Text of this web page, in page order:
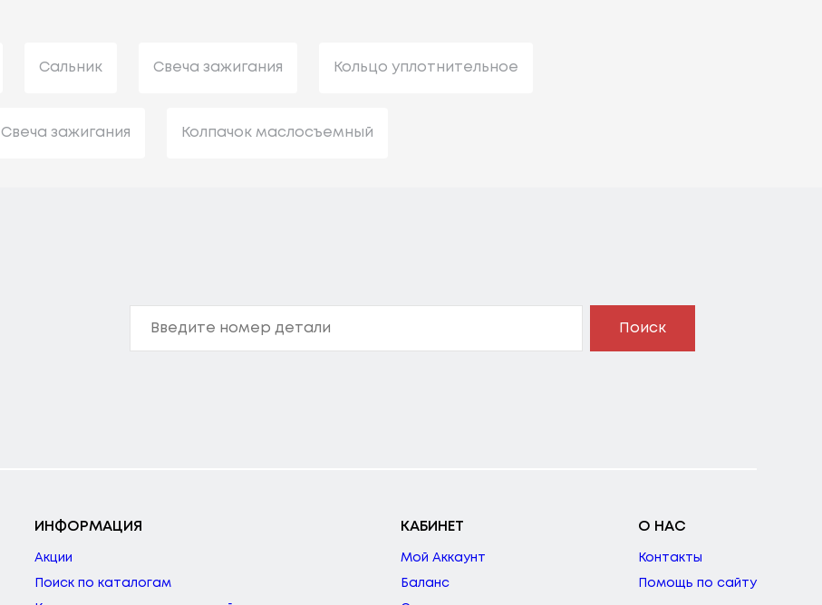
Сальник Свеча зажигания Кольцо уплотнительное
Свеча зажигания Колпачок маслосъемный
Поиск
ИНФОРМАЦИЯ
Акции
Поиск по каталогам
КАБИНЕТ
Мой Аккаунт
Баланс
О НАС
Контакты
Помощь по сайту